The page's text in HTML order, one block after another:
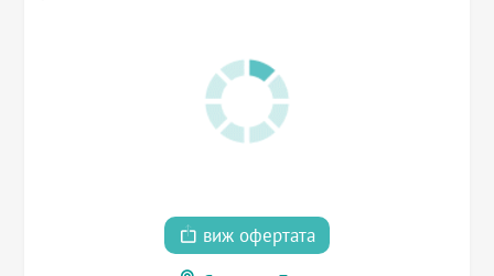
виж офертата